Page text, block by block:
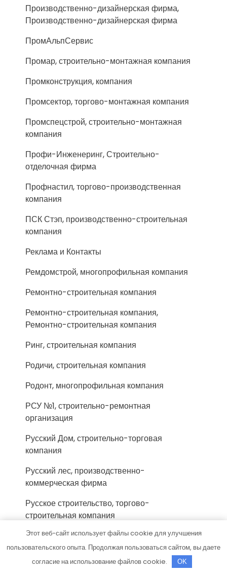
Производственно-дизайнерская фирма,
Производственно-дизайнерская фирма
ПромАльпСервис
Промар, строительно-монтажная компания
Промконструкция, компания
Промсектор, торгово-монтажная компания
Промспецстрой, строительно-монтажная
компания
Профи-Инженеринг, Строительно-
отделочная фирма
Профнастил, торгово-производственная
компания
ПСК Стэп, производственно-строительная
компания
Реклама и Контакты
Ремдомстрой, многопрофильная компания
Ремонтно-строительная компания
Ремонтно-строительная компания,
Ремонтно-строительная компания
Ринг, строительная компания
Родичи, строительная компания
Родонт, многопрофильная компания
РСУ №1, строительно-ремонтная
организация
Русский Дом, строительно-торговая
компания
Русский лес, производственно-
коммерческая фирма
Русское строительство, торгово-
строительная компания
РэмоНТ, ремонтно-монтажная компания
Этот веб-сайт использует файлы cookie для улучшения
пользовательского опыта. Продолжая пользоваться сайтом, вы даете
согласие на использование файлов cookie.
OK